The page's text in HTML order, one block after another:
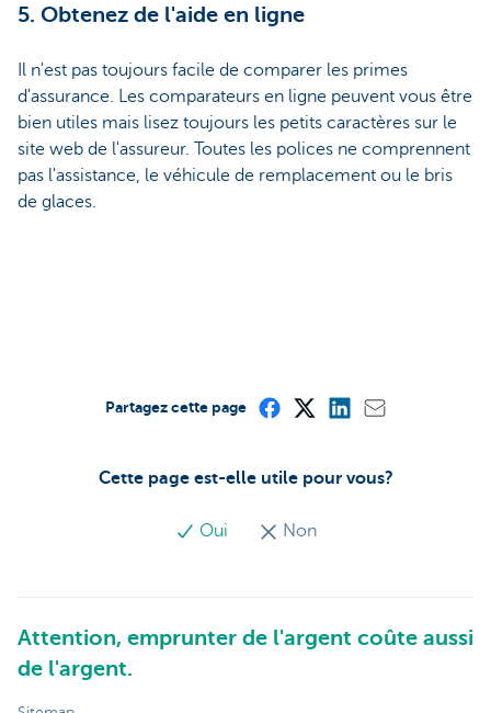
5. Obtenez de l'aide en ligne
Il n'est pas toujours facile de comparer les primes
d'assurance. Les comparateurs en ligne peuvent vous être
bien utiles mais lisez toujours les petits caractères sur le
site web de l'assureur. Toutes les polices ne comprennent
pas l'assistance, le véhicule de remplacement ou le bris
de glaces.
Cette page est-elle utile pour vous?
Oui Non
Partagez cette page
Attention, emprunter de l'argent coûte aussi
de l'argent.